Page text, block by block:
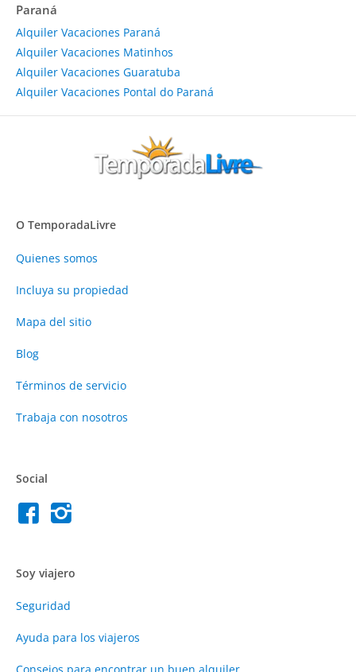
Paraná
Alquiler Vacaciones Paraná
Alquiler Vacaciones Matinhos
Alquiler Vacaciones Guaratuba
Alquiler Vacaciones Pontal do Paraná
O TemporadaLivre
Quienes somos
Incluya su propiedad
Mapa del sitio
Blog
Términos de servicio
Trabaja con nosotros
Social
Soy viajero
Seguridad
Ayuda para los viajeros